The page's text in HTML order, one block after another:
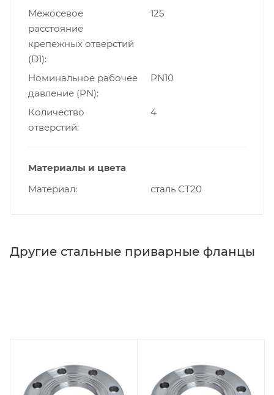
Межосевое
расстояние
крепежных отверстий
(D1)
125
Номинальное рабочее
давление (PN)
PN10
Количество
отверстий
4
Материалы и цвета
Материал
сталь СТ20
Другие стальные приварные фланцы